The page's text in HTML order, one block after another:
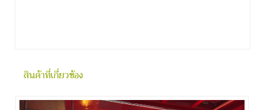
สินค้าที่เกี่ยวข้อง